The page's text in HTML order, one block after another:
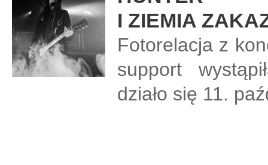
I ZIEMIA
Fotorelacja z
support
działo się 11.